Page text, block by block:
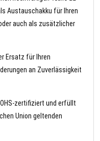
Austauschakku für Ihren
auch als zusätzlicher
Ersatz für Ihren
an Zuverlässigkeit
zertifiziert und erfüllt
Union geltenden